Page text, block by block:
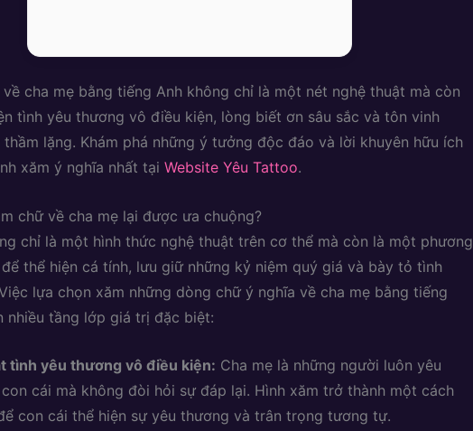
cha mẹ bằng tiếng Anh không chỉ là một nét nghệ thuật mà còn
tình yêu thương vô điều kiện, lòng biết ơn sâu sắc và tôn vinh
thầm lặng. Khám phá những ý tưởng độc đáo và lời khuyên hữu ích
xăm ý nghĩa nhất tại Website Yêu Tattoo.
chữ về cha mẹ lại được ưa chuộng?
chỉ là một hình thức nghệ thuật trên cơ thể mà còn là một phương
thể hiện cá tính, lưu giữ những kỷ niệm quý giá và bày tỏ tình
lựa chọn xăm những dòng chữ ý nghĩa về cha mẹ bằng tiếng
nhiều tầng lớp giá trị đặc biệt:
tình yêu thương vô điều kiện: Cha mẹ là những người luôn yêu
cái mà không đòi hỏi sự đáp lại. Hình xăm trở thành một cách
con cái thể hiện sự yêu thương và trân trọng tương tự.